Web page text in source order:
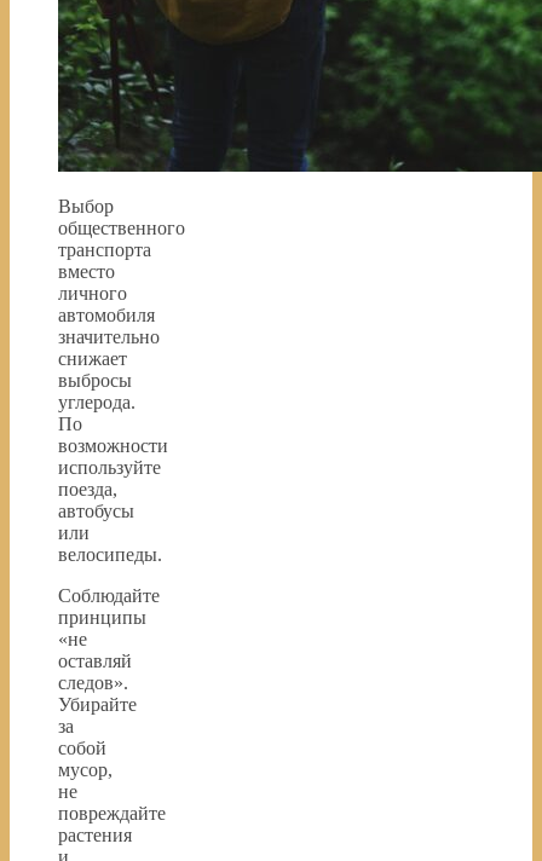
Выбор
общественного
транспорта
вместо
личного
автомобиля
значительно
снижает
выбросы
углерода.
По
возможности
используйте
поезда,
автобусы
или
велосипеды.
Соблюдайте
принципы
«не
оставляй
следов».
Убирайте
за
собой
мусор,
не
повреждайте
растения
и